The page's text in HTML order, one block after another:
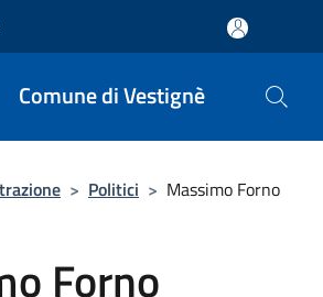
Comune di Vestignè
> Politici > Massimo Forno
Forno